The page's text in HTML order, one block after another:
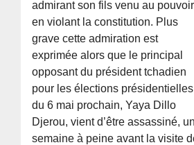
admirant son fils venu au pouvoir
en violant la constitution. Plus
grave cette admiration est
exprimée alors que le principal
opposant du président tchadien
pour les élections présidentielles
du 6 mai prochain, Yaya Dillo
Djerou, vient d’être assassiné,
semaine à peine avant la visite